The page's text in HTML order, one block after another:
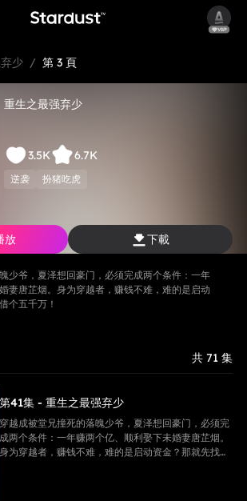
少 / 第 3 頁
重生之最强弃少
3.5K 6.7K
逆袭 扮猪吃虎
放 下載
少爷，夏泽想回豪门，必须完成两个条件：一年
妻唐芷烟。身为穿越者，赚钱不难，难的是启动
个五千万！
共 71 集
第41集 - 重生之最强弃少
穿越成被堂兄撞死的落魄少爷，夏泽想回豪门，必须完
成两个条件：一年赚两个亿、顺利娶下未婚妻唐芷烟。
身为穿越者，赚钱不难，难的是启动资金？那就先找未